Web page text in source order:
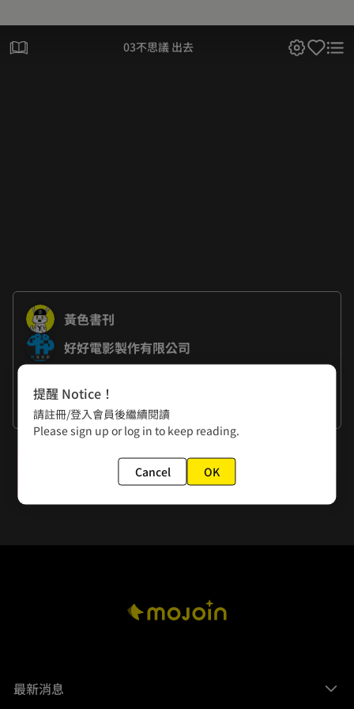
03不思議 出去
黃色書刊
好好電影製作有限公司
作者的話
外出的時候都要注意安全喔！
04不思議 相信自己
最新消息
提醒 Notice！
請註冊/登入會員後繼續閱讀
Please sign up or log in to keep reading.
Cancel OK